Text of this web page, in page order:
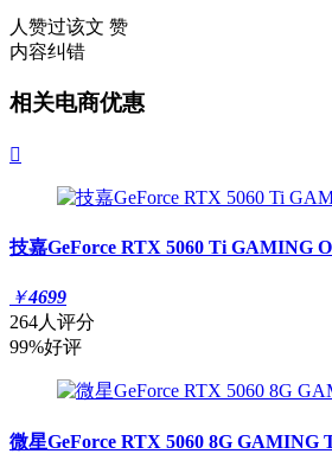
人赞过该文 赞
内容纠错
相关电商优惠

技嘉GeForce RTX 5060 Ti GAMING
￥4699
264人评分
99%好评
微星GeForce RTX 5060 8G GAMING